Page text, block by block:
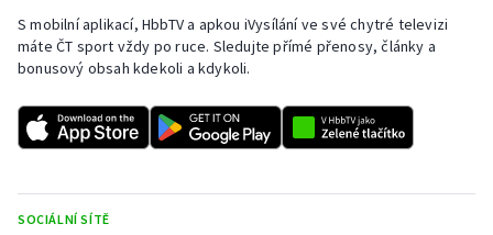
Rychlobruslení
Rychlostní kanoistika
Short track
Stolní tenis
S mobilní aplikací, HbbTV a apkou iVysílání ve své chytré televizi
máte ČT sport vždy po ruce. Sledujte přímé přenosy, články a
bonusový obsah kdekoli a kdykoli.
SOCIÁLNÍ SÍTĚ